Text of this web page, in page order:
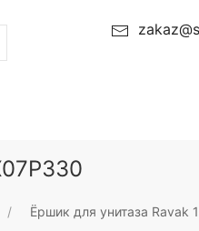
Ёршик для унитаза Ravak